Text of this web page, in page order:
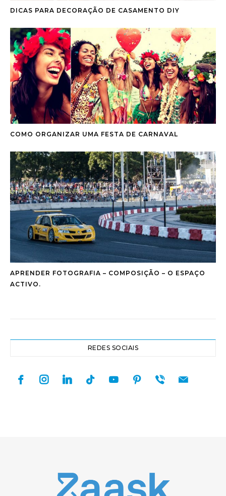
DICAS PARA DECORAÇÃO DE CASAMENTO DIY
COMO ORGANIZAR UMA FESTA DE CARNAVAL
APRENDER FOTOGRAFIA – COMPOSIÇÃO – O ESPAÇO
ACTIVO.
REDES SOCIAIS
facebookinstagramlinkedintiktok youtubepinterest
viber mail